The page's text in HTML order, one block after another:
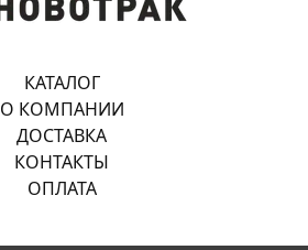
КАТАЛОГ
О КОМПАНИИ
ДОСТАВКА
КОНТАКТЫ
ОПЛАТА